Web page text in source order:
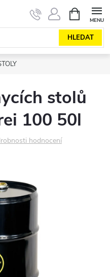
HLEDAT
NÁKUPNÍ
KOŠÍK
stolů
100 50l
hodnocení